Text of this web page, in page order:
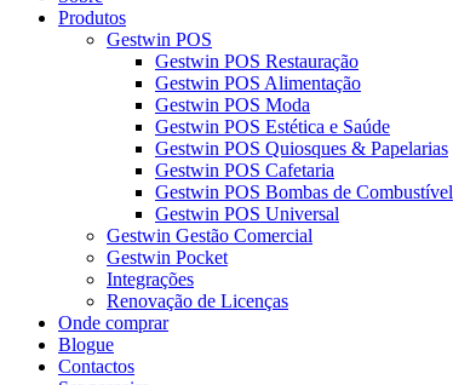
Produtos
Gestwin POS
Gestwin POS Restauração
Gestwin POS Alimentação
Gestwin POS Moda
Gestwin POS Estética e Saúde
Gestwin POS Quiosques & Papelarias
Gestwin POS Cafetaria
Gestwin POS Bombas de Combustível
Gestwin POS Universal
Gestwin Gestão Comercial
Gestwin Pocket
Integrações
Renovação de Licenças
Onde comprar
Blogue
Contactos